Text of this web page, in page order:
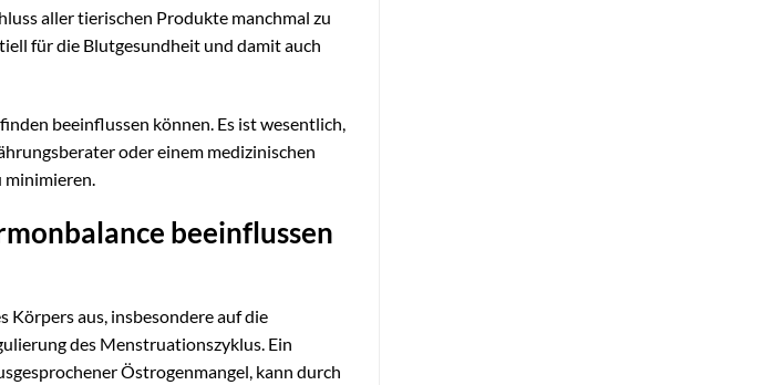
aller tierischen Produkte manchmal zu
für die Blutgesundheit und damit auch
beeinflussen können. Es ist wesentlich,
oder einem medizinischen
beeinflussen
Körpers aus, insbesondere auf die
des Menstruationszyklus. Ein
Östrogenmangel, kann durch